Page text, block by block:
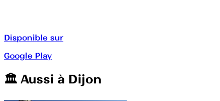
Disponible sur
Google Play
🏛️️ Aussi à Dijon